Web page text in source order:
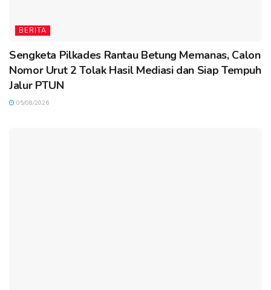
BERITA
Sengketa Pilkades Rantau Betung Memanas, Calon
Nomor Urut 2 Tolak Hasil Mediasi dan Siap Tempuh
Jalur PTUN
05/08/2026